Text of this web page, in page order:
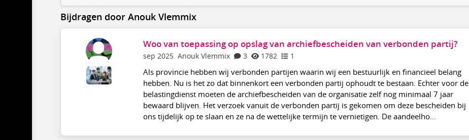
Bijdragen door Anouk Vlemmix
Woo van toepassing op opslag van archiefbescheiden van verbonden partij?
sep 2025 Anouk Vlemmix 3 1782 1
Als provincie hebben wij verbonden partijen waarin wij een bestuurlijk en financieel belang
hebben. Nu is het zo dat binnenkort een verbonden partij ophoudt te bestaan. Echter voor de
belastingdienst moeten de archiefbescheiden van de organisatie zelf nog minimaal 7 jaar
bewaard blijven. Het verzoek vanuit de verbonden partij is gekomen om deze bescheiden bij
ons tijdelijk op te slaan en ze na de wettelijke termijn te vernietigen. De aandeelho...